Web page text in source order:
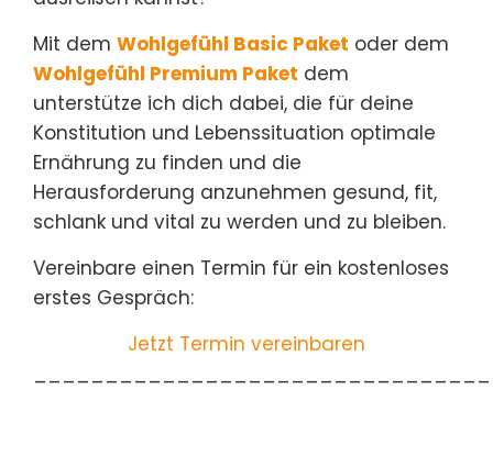
Mit dem Wohlgefühl Basic Paket oder dem
Wohlgefühl Premium Paket dem
unterstütze ich dich dabei, die für deine
Konstitution und Lebenssituation optimale
Ernährung zu finden und die
Herausforderung anzunehmen gesund, fit,
schlank und vital zu werden und zu bleiben.
Vereinbare einen Termin für ein kostenloses
erstes Gespräch:
Jetzt Termin vereinbaren